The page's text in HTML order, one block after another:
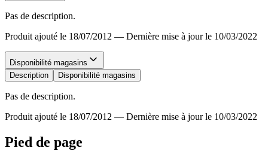
Pas de description.
Produit ajouté le 18/07/2012 — Dernière mise à jour le 10/03/2022
Disponibilité magasins
Description
Disponibilité magasins
Pas de description.
Produit ajouté le 18/07/2012 — Dernière mise à jour le 10/03/2022
Pied de page